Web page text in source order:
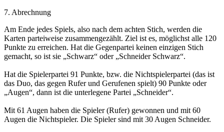
7. Abrechnung
Am Ende jedes Spiels, also nach dem achten Stich, werden die
Karten parteiweise zusammengezählt. Ziel ist es, möglichst alle 120
Punkte zu erreichen. Hat die Gegenpartei keinen einzigen Stich
gemacht, so ist sie „Schwarz“ oder „Schneider Schwarz“.
Hat die Spielerpartei 91 Punkte, bzw. die Nichtspielerpartei (das ist
das Duo, das gegen Rufer und Gerufenen spielt) 90 Punkte oder
„Augen“, dann ist die unterlegene Partei „Schneider“.
Mit 61 Augen haben die Spieler (Rufer) gewonnen und mit 60
Augen die Nichtspieler. Die Spieler sind mit 30 Augen Schneider.